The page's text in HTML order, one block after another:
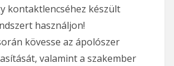
kontaktlencséhez készült
használjon!
kövesse az ápolószer
valamint a szakember